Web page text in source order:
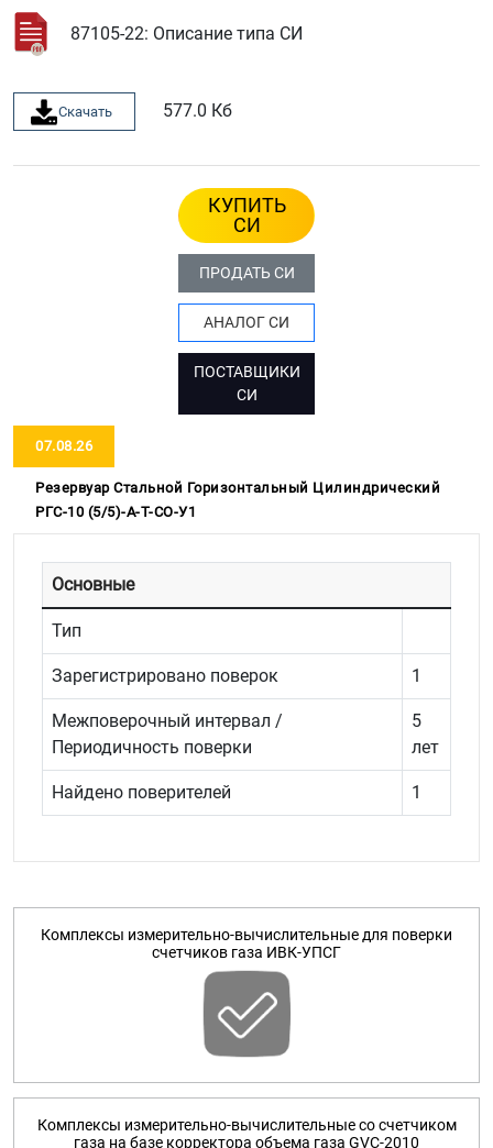
87105-22: Описание типа СИ
Скачать 577.0 Кб
КУПИТЬ
СИ
ПРОДАТЬ СИ
АНАЛОГ СИ
ПОСТАВЩИКИ
СИ
07.08.26
Резервуар Стальной Горизонтальный Цилиндрический
РГС-10 (5/5)-А-Т-СО-У1
Основные
Тип
Зарегистрировано поверок 1
Межповерочный интервал /
Периодичность поверки
5
лет
Найдено поверителей 1
Комплексы измерительно-вычислительные для поверки
счетчиков газа ИВК-УПСГ
Комплексы измерительно-вычислительные со счетчиком
газа на базе корректора объема газа GVC-2010